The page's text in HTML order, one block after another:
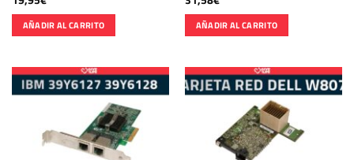
AÑADIR AL CARRITO AÑADIR AL CARRITO